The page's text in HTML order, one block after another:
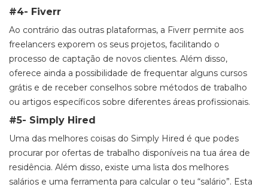
#4- Fiverr
Ao contrário das outras plataformas, a Fiverr permite aos
freelancers exporem os seus projetos, facilitando o
processo de captação de novos clientes. Além disso,
oferece ainda a possibilidade de frequentar alguns cursos
grátis e de receber conselhos sobre métodos de trabalho
ou artigos específicos sobre diferentes áreas profissionais.
#5- Simply Hired
Uma das melhores coisas do Simply Hired é que podes
procurar por ofertas de trabalho disponíveis na tua área de
residência. Além disso, existe uma lista dos melhores
salários e uma ferramenta para calcular o teu “salário”. Esta